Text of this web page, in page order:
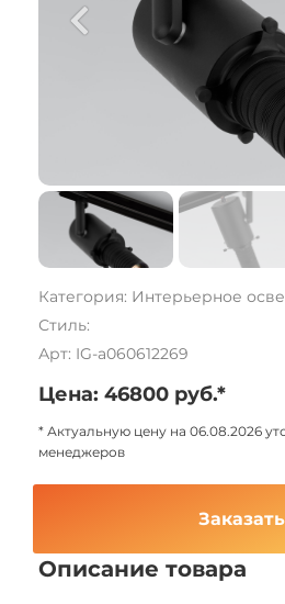
Категория: Интерьерное
Стиль:
Арт: IG-a060612269
Цена: 46800 руб.*
* Актуальную цену на 06.08.2026
менеджеров
Заказать
Описание товара